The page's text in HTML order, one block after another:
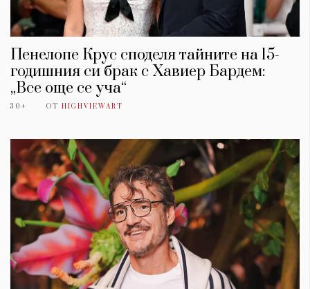
Пенелопе Крус споделя тайните на 15-
годишния си брак с Хавиер Бардем:
„Все още се уча“
30+ ОТ HIGHVIEWART